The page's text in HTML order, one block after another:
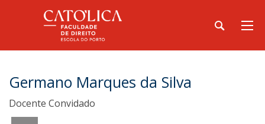
Germano Marques da Silva
Docente Convidado